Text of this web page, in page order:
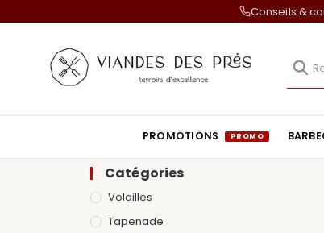
Conseils &
PROMOTIONS
Catégories
Volailles
Tapenade